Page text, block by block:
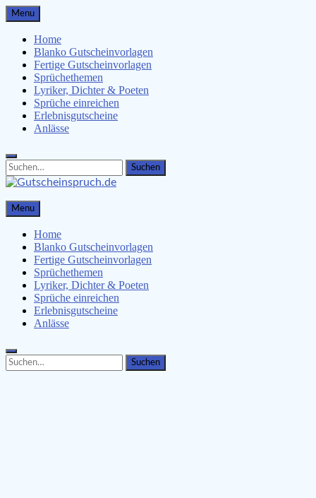
Skip
to
content
Menu
Home
Blanko Gutscheinvorlagen
Fertige Gutscheinvorlagen
Sprüchethemen
Lyriker, Dichter & Poeten
Sprüche einreichen
Erlebnisgutscheine
Anlässe
Search
for:
Search
Gutscheinspruch.de
Gutscheinsprüche & Gutscheinvorlagen finden
Menu
Home
Blanko Gutscheinvorlagen
Fertige Gutscheinvorlagen
Sprüchethemen
Lyriker, Dichter & Poeten
Sprüche einreichen
Erlebnisgutscheine
Anlässe
Search
for:
Search